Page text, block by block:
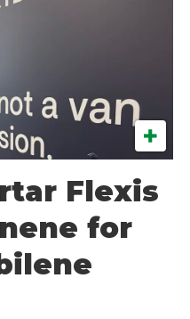
Flexis
for